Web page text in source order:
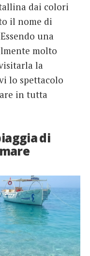
dai colori
il nome di
Essendo una
molto
la
lo spettacolo
in tutta
di